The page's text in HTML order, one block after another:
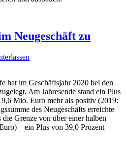
Neugeschäft zu
hat im Geschäftsjahr 2020 bei den
Am Jahresende stand ein Plus
Mio. Euro mehr als positiv (2019:
des Neugeschäfts erreichte
Grenze von über einer halben
– ein Plus von 39,0 Prozent